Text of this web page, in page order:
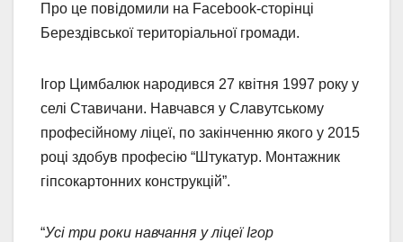
Про це повідомили на Facebook-сторінці
Берездівської територіальної громади.
Ігор Цимбалюк народився 27 квітня 1997 року у
селі Ставичани. Навчався у Славутському
професійному ліцеї, по закінченню якого у 2015
році здобув професію “Штукатур. Монтажник
гіпсокартонних конструкцій”.
“Усі три роки навчання у ліцеї Ігор